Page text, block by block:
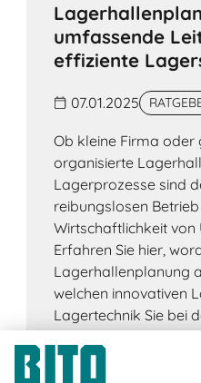
umfassende
effiziente
07.01.2025
Ob kleine Firma oder
organisierte
Lagerprozesse sind
reibungslosen
Wirtschaftlichkeit von
Erfahren Sie hier,
Lagerhallenplanung
welchen innovativen
Lagertechnik Sie bei
unterstützt.